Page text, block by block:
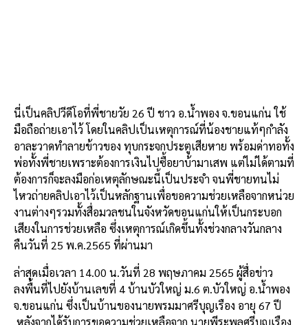
นี่เป็นคลิปวีดีโอที่พี่ชายวัย 26ปี ชาว อ.น้ำพอง จ.ขอนแก่น ใช้
มือถือถ่ายเอาไว้ โดยในคลิปเป็นเหตุการณ์ที่น้องชายแท้ๆกำลัง
อาละวาดทำลายข้าวของ ทุบกระจกประตูเสียหาย พร้อมด่าทอทั้ง
พ่อทั้งพี่ชายเพราะต้องการเงินไปซื้อยาบ้ามาเสพ แต่ไม่ได้ตามที่
ต้องการก็จะลงมือก่อเหตุลักษณะนี้เป็นประจำ จนพี่ชายทนไม่
ไหวถ่ายคลิปเอาไว้เป็นหลักฐานเพื่อขอความช่วยเหลือจากหน่วย
งานต่างๆรวมทั้งสื่อมวลชนในจังหวัดขอนแก่นให้เป็นกระบอก
เสียงในการช่วยเหลือ ซึ่งเหตุการณ์เกิดขึ้นทั้งช่วงกลางวันกลาง
คืนวันที่ 25 พ.ค.2565 ที่ผ่านมา
ล่าสุดเมื่อเวลา 14.00 น.วันที่ 28 พฤษภาคม 2565 ผู้สื่อข่าว
ลงพื้นที่ไปยังบ้านเลขที่ 4บ้านบัวใหญ่ ม.6 ต.บัวใหญ่ อ.น้ำพอง
จ.ขอนแก่น ซึ่งเป็นบ้านของนายพรมมาศรีบุญเรือง อายุ 67ปี